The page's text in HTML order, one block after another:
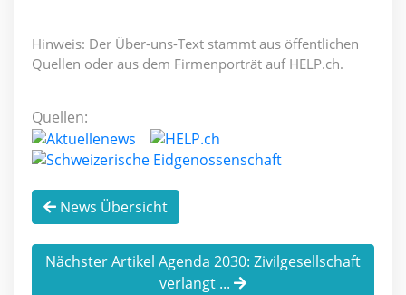
Hinweis: Der Über-uns-Text stammt aus öffentlichen
Quellen oder aus dem Firmenporträt auf HELP.ch.
Quellen:
News Übersicht
Nächster Artikel Agenda 2030: Zivilgesellschaft
verlangt ...